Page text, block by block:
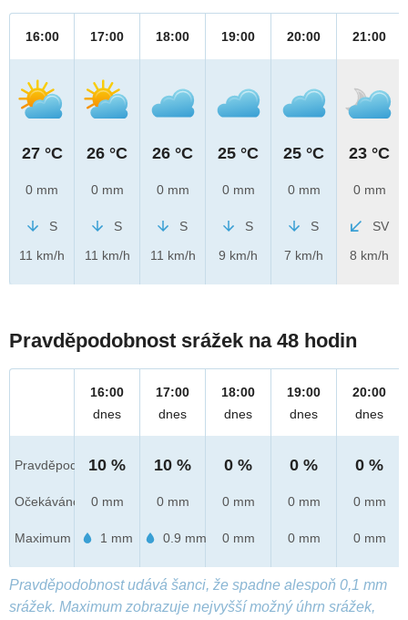
16:00
27 °C
0 mm
S
11 km/h
17:00
26 °C
0 mm
S
11 km/h
18:00
26 °C
0 mm
S
11 km/h
19:00
25 °C
0 mm
S
9 km/h
20:00
25 °C
0 mm
S
7 km/h
21:00
23 °C
0 mm
SV
8 km/h
Pravděpodobnost srážek na 48 hodin
Pravděpod.
Očekáváno
Maximum
16:00
dnes
10 %
0 mm
1 mm
17:00
dnes
10 %
0 mm
0.9 mm
18:00
dnes
0 %
0 mm
0 mm
19:00
dnes
0 %
0 mm
0 mm
20:00
dnes
0 %
0 mm
0 mm
Pravděpodobnost udává šanci, že spadne alespoň 0,1 mm
srážek. Maximum zobrazuje nejvyšší možný úhrn srážek,